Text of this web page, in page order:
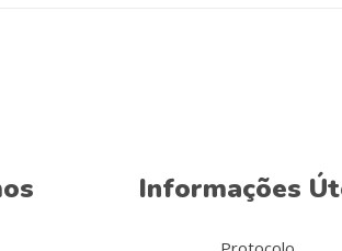
Informações